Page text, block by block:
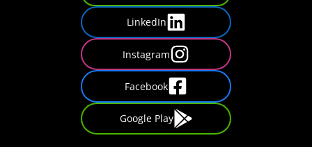
LinkedIn
Instagram
Facebook
Google Play